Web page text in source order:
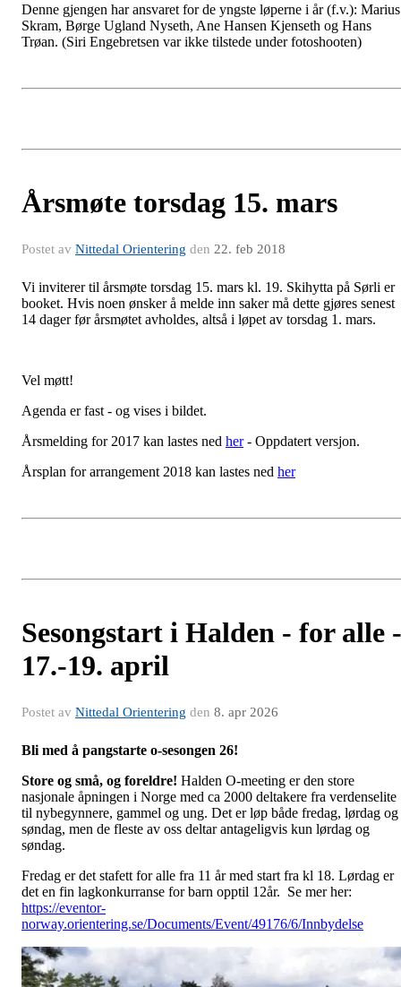
Denne gjengen har ansvaret for de yngste løperne i år (f.v.): Marius
Skram, Børge Ugland Nyseth, Ane Hansen Kjenseth og Hans
Trøan. (Siri Engebretsen var ikke tilstede under fotoshooten)
Årsmøte torsdag 15. mars
Postet av Nittedal Orientering den 22. feb 2018
Vi inviterer til årsmøte torsdag 15. mars kl. 19. Skihytta på Sørli er
booket. Hvis noen ønsker å melde inn saker må dette gjøres senest
14 dager før årsmøtet avholdes, altså i løpet av torsdag 1. mars.
Vel møtt!
Agenda er fast - og vises i bildet.
Årsmelding for 2017 kan lastes ned her- Oppdatert versjon.
Årsplan for arrangement 2018 kan lastes ned her
Sesongstart i Halden - for alle -
17.-19. april
Postet av Nittedal Orientering den 8. apr 2026
Bli med å pangstarte o-sesongen 26!
Store og små, og foreldre! Halden O-meeting er den store
nasjonale åpningen i Norge med ca 2000 deltakere fra verdenselite
til nybegynnere, gammel og ung. Det er løp både fredag, lørdag og
søndag, men de fleste av oss deltar antageligvis kun lørdag og
søndag.
Fredag er det stafett for alle fra 11 år med start fra kl 18. Lørdag er
det en fin lagkonkurranse for barn opptil 12år. Se mer her:
https://eventor-
norway.orientering.se/Documents/Event/49176/6/Innbydelse